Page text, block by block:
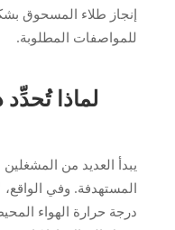
للمواصفات المطلوبة.
يبدأ العديد من
المستهدفة. وفي
درجة حرارة الهواء